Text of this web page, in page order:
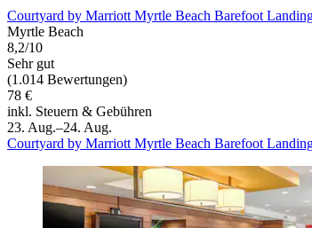
Courtyard by Marriott Myrtle Beach Barefoot
Myrtle Beach
8,2/10
Sehr gut
(1.014 Bewertungen)
78 €
inkl. Steuern & Gebühren
23. Aug.–24. Aug.
Courtyard by Marriott Myrtle Beach Barefoot